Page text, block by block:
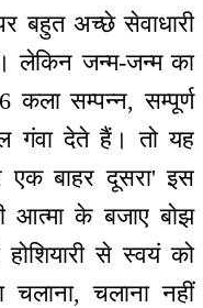
बहुत अच्छे सेवाधारी
लेकिन जन्म-जन्म का
कला सम्पन्न, सम्पूर्ण
गंवा देते हैं। तो यह
एक बाहर दूसरा' इस
आत्मा के बजाए बोझ
से स्वयं को
चलाना नहीं